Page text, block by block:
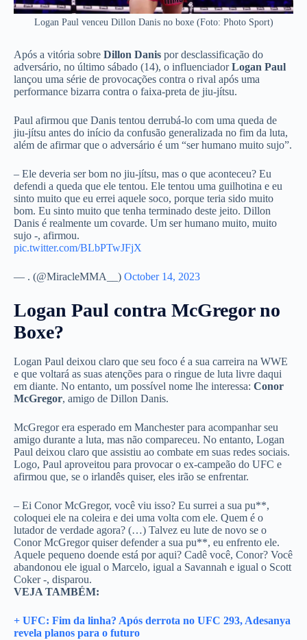
Logan Paul venceu Dillon Danis no boxe (Foto: Photo Sport)
Após a vitória sobre Dillon Danis por desclassificação do
adversário, no último sábado (14), o influenciadorLogan Paul
lançou uma série de provocações contra o rival após uma
performance bizarra contra o faixa-preta de jiu-jítsu.
Paul afirmou que Danis tentou derrubá-lo com uma queda de
jiu-jítsu antes do início da confusão generalizada no fim da luta,
além de afirmar que o adversário é um “ser humano muito sujo”.
– Ele deveria ser bom no jiu-jítsu, mas o que aconteceu? Eu
defendi a queda que ele tentou. Ele tentou uma guilhotina e eu
sinto muito que eu errei aquele soco, porque teria sido muito
bom. Eu sinto muito que tenha terminado deste jeito. Dillon
Danis é realmente um covarde. Um ser humano muito, muito
sujo -, afirmou.
pic.twitter.com/BLbPTwJFjX
— . (@MiracleMMA__) October 14, 2023
Logan Paul contra McGregor no
Boxe?
Logan Paul deixou claro que seu foco é a sua carreira na WWE
e que voltará as suas atenções para o ringue de luta livre daqui
em diante. No entanto, um possível nome lhe interessa: Conor
McGregor, amigo de Dillon Danis.
McGregor era esperado em Manchester para acompanhar seu
amigo durante a luta, mas não compareceu. No entanto, Logan
Paul deixou claro que assistiu ao combate em suas redes sociais.
Logo, Paul aproveitou para provocar o ex-campeão do UFC e
afirmou que, se o irlandês quiser, eles irão se enfrentar.
– Ei Conor McGregor, você viu isso? Eu surrei a sua pu**,
coloquei ele na coleira e dei uma volta com ele. Quem é o
lutador de verdade agora? (…) Talvez eu lute de novo se o
Conor McGregor quiser defender a sua pu**, eu enfrento ele.
Aquele pequeno doende está por aqui? Cadê você, Conor? Você
abandonou ele igual o Marcelo, igual a Savannah e igual o Scott
Coker -, disparou.
VEJA TAMBÉM:
+ UFC: Fim da linha? Após derrota no UFC 293, Adesanya
revela planos para o futuro